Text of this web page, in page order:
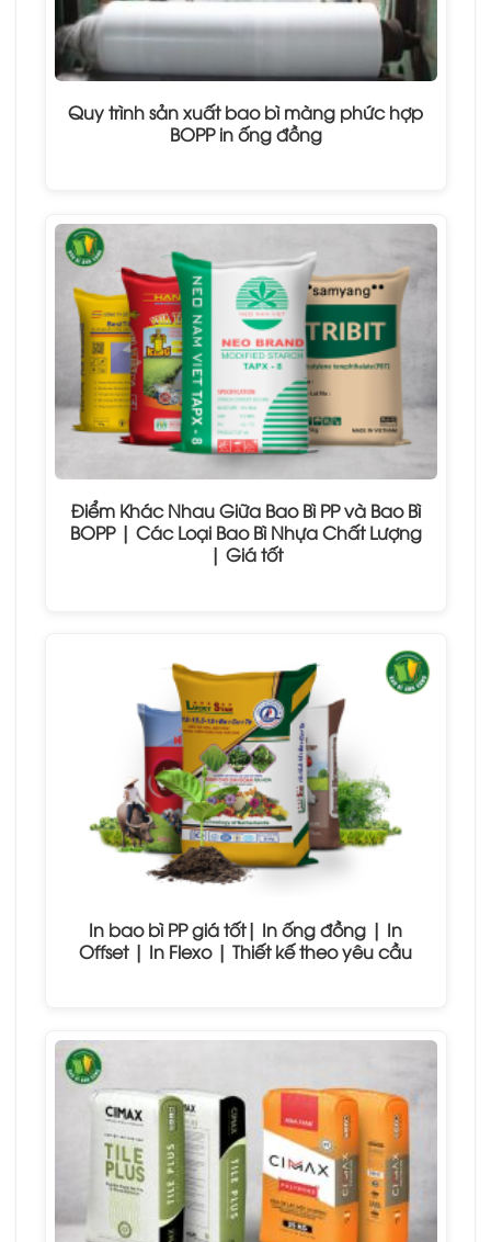
Quy trình sản xuất bao bì màng phức hợp
BOPP in ống đồng
Điểm Khác Nhau Giữa Bao Bì PP và Bao Bì
BOPP | Các Loại Bao Bì Nhựa Chất Lượng
| Giá tốt
In bao bì PP giá tốt| In ống đồng | In
Offset | In Flexo | Thiết kế theo yêu cầu